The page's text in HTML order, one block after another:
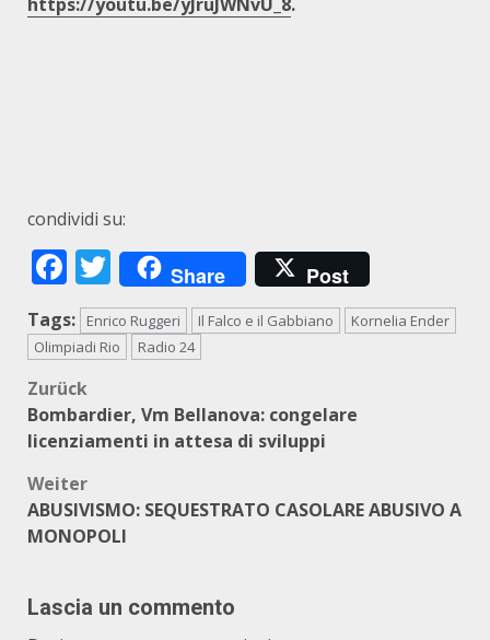
condividi su:
Facebook
Twitter
Share Post
Tags: Enrico Ruggeri Il Falco e il Gabbiano
Kornelia Ender
Olimpiadi Rio
Radio 24
Beitragsnavigation
Zurück
Bombardier, Vm Bellanova: congelare
licenziamenti in attesa di sviluppi
Weiter
ABUSIVISMO: SEQUESTRATO CASOLARE ABUSIVO A
MONOPOLI
Lascia un commento